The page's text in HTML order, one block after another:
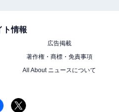
ト情報
広告掲載
著作権・商標・免責事項
All About ニュースについて